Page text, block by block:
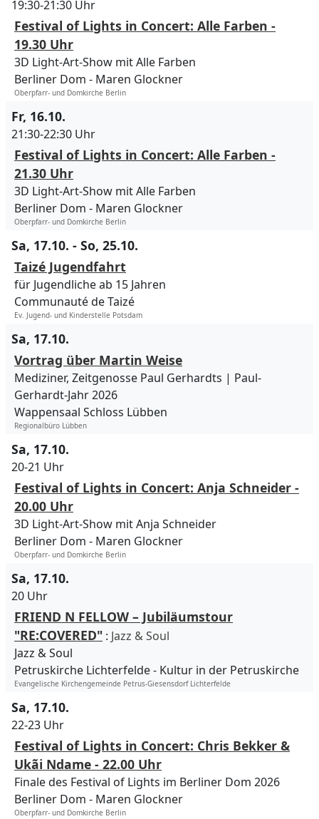
19:30-21:30 Uhr
Festival of Lights in Concert: Alle Farben -
19.30 Uhr
3D Light-Art-Show mit Alle Farben
Berliner Dom
Maren Glockner
Oberpfarr- und Domkirche Berlin
Fr, 16.10.
21:30-22:30 Uhr
Festival of Lights in Concert: Alle Farben -
21.30 Uhr
3D Light-Art-Show mit Alle Farben
Berliner Dom
Maren Glockner
Oberpfarr- und Domkirche Berlin
Sa, 17.10. - So, 25.10.
Taizé Jugendfahrt
für Jugendliche ab 15 Jahren
Communauté de Taizé
Ev. Jugend- und Kinderstelle Potsdam
Sa, 17.10.
Vortrag über Martin Weise
Mediziner, Zeitgenosse Paul Gerhardts | Paul-
Gerhardt-Jahr 2026
Wappensaal Schloss Lübben
Regionalbüro Lübben
Sa, 17.10.
20-21 Uhr
Festival of Lights in Concert: Anja Schneider -
20.00 Uhr
3D Light-Art-Show mit Anja Schneider
Berliner Dom
Maren Glockner
Oberpfarr- und Domkirche Berlin
Sa, 17.10.
20 Uhr
FRIEND N FELLOW – Jubiläumstour
"RE:COVERED" : Jazz & Soul
Jazz & Soul
Petruskirche Lichterfelde
Kultur in der Petruskirche
Evangelische Kirchengemeinde Petrus-Giesensdorf Lichterfelde
Sa, 17.10.
22-23 Uhr
Festival of Lights in Concert: Chris Bekker &
Ukãi Ndame - 22.00 Uhr
Finale des Festival of Lights im Berliner Dom 2026
Berliner Dom
Maren Glockner
Oberpfarr- und Domkirche Berlin